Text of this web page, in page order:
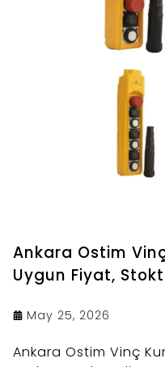
Ankara Ostim
Uygun Fiyat,
May 25, 2026
Ankara Ostim Vinç